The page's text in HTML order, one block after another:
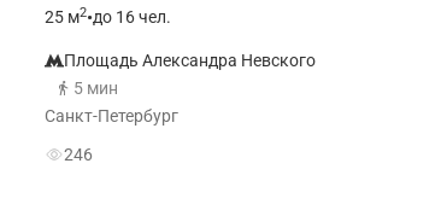
25 м2•до 16 чел.
Площадь Александра Невского
5 мин
Санкт-Петербург
246